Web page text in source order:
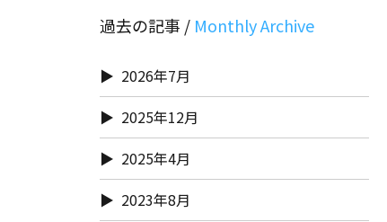
過去の記事 /
2026年7月
2025年12月
2025年4月
2023年8月